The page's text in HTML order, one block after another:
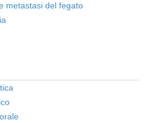
metastasi del fegato